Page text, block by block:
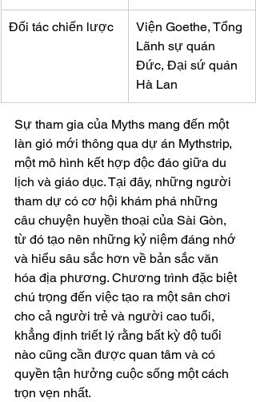
Đối tác chiến lược
Viện Goethe, Tổng
Lãnh sự quán
Đức, Đại sứ quán
Hà Lan
Sự tham gia của Myths mang đến một
làn gió mới thông qua dự án Mythstrip,
một mô hình kết hợp độc đáo giữa du
lịch và giáo dục. Tại đây, những người
tham dự có cơ hội khám phá những
câu chuyện huyền thoại của Sài Gòn,
từ đó tạo nên những kỷ niệm đáng nhớ
và hiểu sâu sắc hơn về bản sắc văn
hóa địa phương. Chương trình đặc biệt
chú trọng đến việc tạo ra một sân chơi
cho cả người trẻ và người cao tuổi,
khẳng định triết lý rằng bất kỳ độ tuổi
nào cũng cần được quan tâm và có
quyền tận hưởng cuộc sống một cách
trọn vẹn nhất.